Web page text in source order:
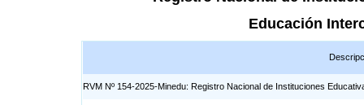
Educación
RVM Nº 154-2025-Minedu: Registro Nacional de Instituciones